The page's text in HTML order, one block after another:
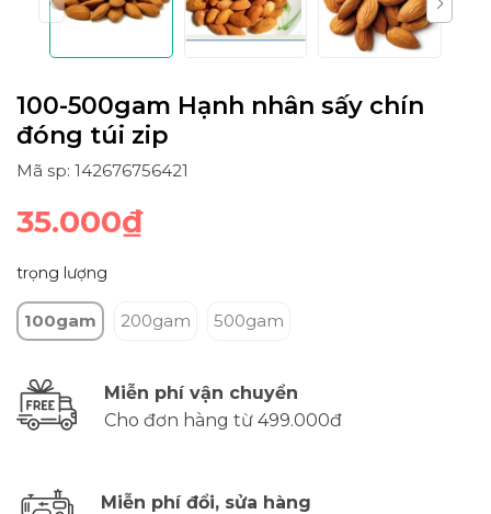
100-500gam Hạnh nhân sấy chín
đóng túi zip
Mã sp: 142676756421
35.000₫
trọng lượng
100gam 200gam 500gam
Miễn phí vận chuyển
Cho đơn hàng từ 499.000đ
Miễn phí đổi, sửa hàng